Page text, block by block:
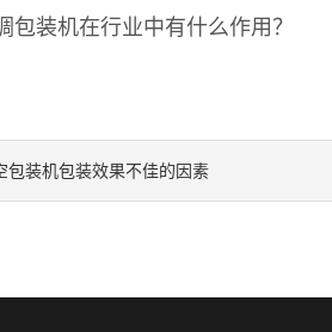
包装机在行业中有什么作用？
包装机包装效果不佳的因素